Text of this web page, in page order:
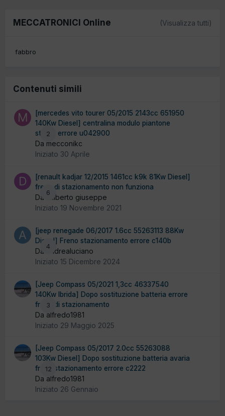
MECCATRONICI Online (Visualizza tutti)
fabbro
Contenuti simili
2
[mercedes vito tourer 05/2015 2143cc 651950
140Kw Diesel] centralina modulo piantone
sterzo errore u042900
Da mecconikc
Iniziato 30 Aprile
6
[renault kadjar 12/2015 1461cc k9k 81Kw Diesel]
freno di stazionamento non funziona
Da diliberto giuseppe
Iniziato 19 Novembre 2021
4
[jeep renegade 06/2017 1.6cc 55263113 88Kw
Diesel] Freno stazionamento errore c140b
Da andrealuciano
Iniziato 15 Dicembre 2024
3
[Jeep Compass 05/2021 1,3cc 46337540
140Kw Ibrida] Dopo sostituzione batteria errore
freno di stazionamento
Da alfredo1981
Iniziato 29 Maggio 2025
12
[Jeep Compass 05/2017 2.0cc 55263088
103Kw Diesel] Dopo sostituzione batteria avaria
freno stazionamento errore c2222
Da alfredo1981
Iniziato 26 Gennaio